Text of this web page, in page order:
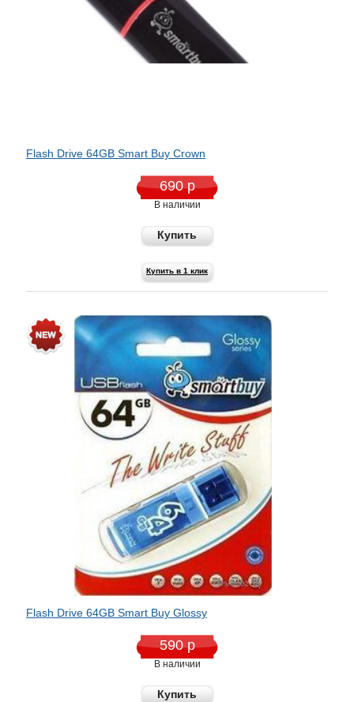
Flash Drive 64GB Smart Buy Crown
690 р
В наличии
Купить
Купить в 1 клик
Flash Drive 64GB Smart Buy Glossy
590 р
В наличии
Купить